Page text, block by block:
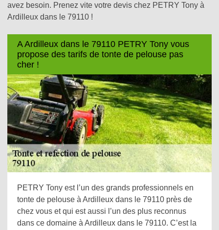
avez besoin. Prenez vite votre devis chez PETRY Tony à
Ardilleux dans le 79110 !
A Ardilleux dans le 79110 PETRY Tony vous
propose des tarifs de tonte de pelouse pas
cher !
PETRY Tony est l’un des grands professionnels en
tonte de pelouse à Ardilleux dans le 79110 près de
chez vous et qui est aussi l’un des plus reconnus
dans ce domaine à Ardilleux dans le 79110. C’est la